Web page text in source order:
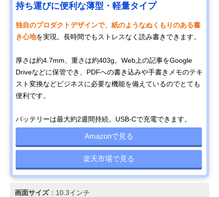
持ち運びに便利な薄型・軽量タイプ
独自のプロダクトデザインで、紙のようなぬくもりのある書
き心地を実現。長時間でもストレスなく読み書きできます。
厚さは約4.7mm、重さは約403g。Web上の記事をGoogle
Driveなどに保管でき、PDFへの書き込みや手書きメモのテキ
スト変換などビジネスに必要な機能を備えているのでとても
便利です。
バッテリーは最大約2週間持続。USB-Cで充電できます。
Amazonで見る
楽天市場で見る
画面サイズ：10.3インチ